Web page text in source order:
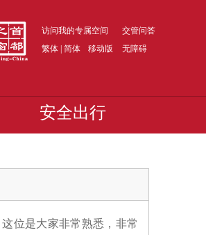
访问我的专属空间
交管问答
繁体 简体 移动版 无障碍
安全出行
位是大家非常熟悉，非常